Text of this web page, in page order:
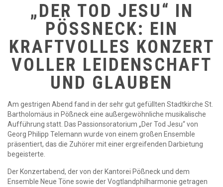
„DER TOD JESU“ IN
PÖSSNECK: EIN K
RAFTVOLLES KONZERT V
OLLER LEIDENSCHAFT U
ND GLAUBEN
Am gestrigen Abend fand in der sehr gut gefüllten Stadtkirche St.
Bartholomäus in Pößneck eine außergewöhnliche musikalische
Aufführung statt. Das Passionsoratorium „Der Tod Jesu“ von
Georg Philipp Telemann wurde von einem großen Ensemble
präsentiert, das die Zuhörer mit einer ergreifenden Darbietung
begeisterte.
Der Konzertabend, der von der Kantorei Pößneck und dem
Ensemble Neue Töne sowie der Vogtlandphilharmonie getragen